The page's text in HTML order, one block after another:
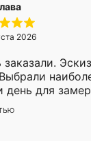
2026
заказали.
день для
была уже
Спасибо